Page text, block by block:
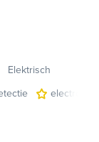
Elektrisch
electronic